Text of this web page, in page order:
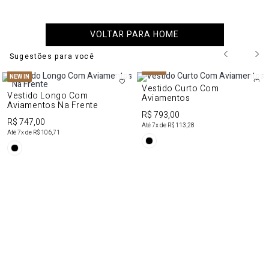
VOLTAR PARA HOME
Sugestões para você
NEW IN
Vestido Longo Com
Aviamentos Na Frente
R$ 747,00
Até7x de R$ 106,71
NEW IN
Vestido Curto Com
Aviamentos
R$ 793,00
Até7x de R$ 113,28